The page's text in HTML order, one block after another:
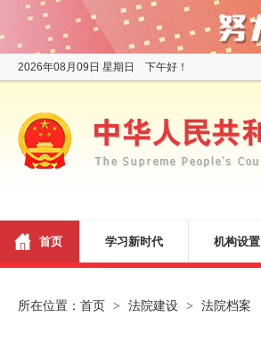
2026年08月09日 星期日 下午好！
首页 学习新时代 机构设置
所在位置： 首页 > 法院建设 > 法院档案